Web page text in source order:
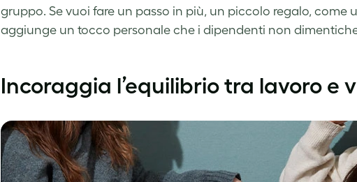
gruppo. Se vuoi fare un passo in più, un piccolo regalo, come
aggiunge un tocco personale che i dipendenti non
Incoraggia l’equilibrio tra lavoro e